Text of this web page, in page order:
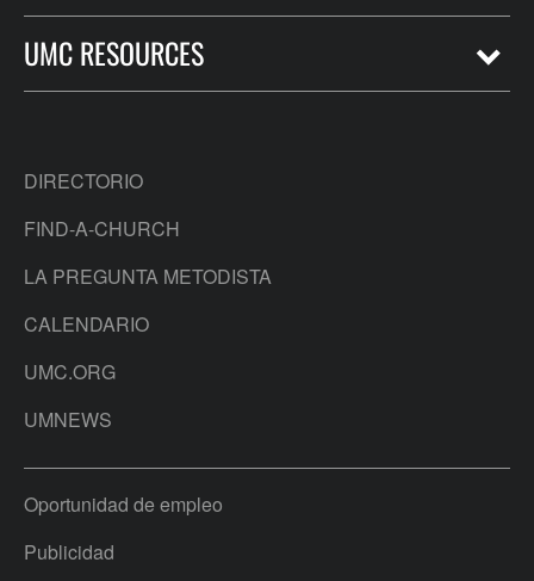
UMC RESOURCES
DIRECTORIO
FIND-A-CHURCH
LA PREGUNTA METODISTA
CALENDARIO
UMC.ORG
UMNEWS
Oportunidad de empleo
Publicidad